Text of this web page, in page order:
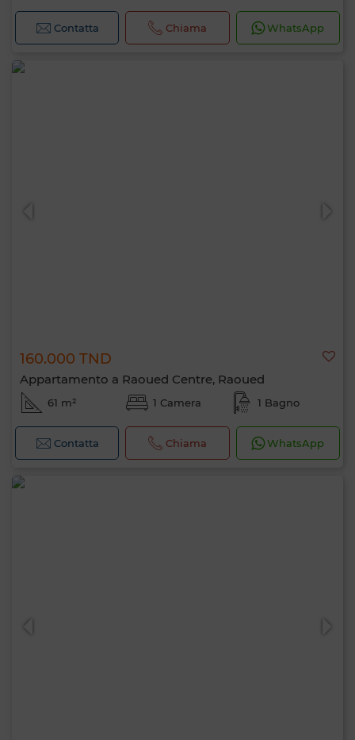
Contatta Chiama WhatsApp
160.000 TND
Appartamento a Raoued Centre, Raoued
61 m² 1 Camera 1 Bagno
Contatta Chiama WhatsApp